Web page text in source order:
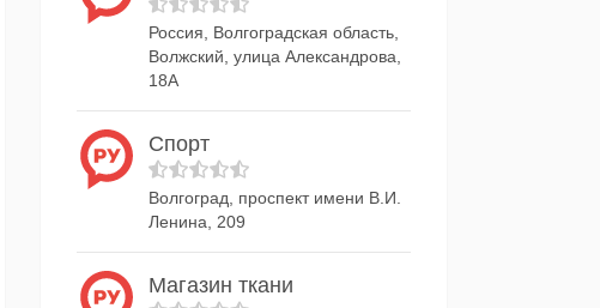
Россия, Волгоградская область,
Волжский, улица Александрова,
18А
Спорт
Волгоград, проспект имени В.И.
Ленина, 209
Магазин ткани